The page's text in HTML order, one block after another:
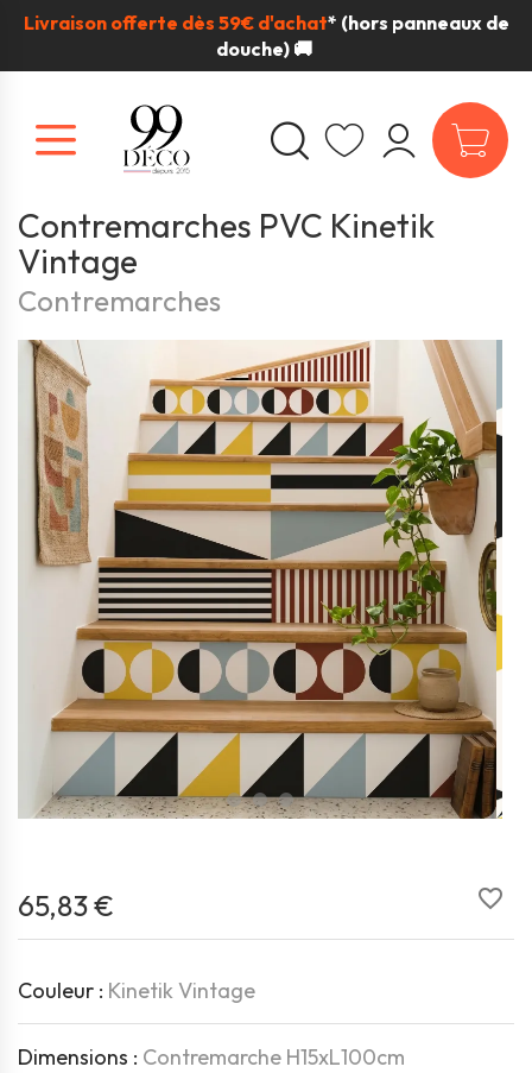
Livraison offerte dès 59€ d'achat* (hors panneaux de
douche) 🚚
Contremarches PVC Kinetik
Vintage
Contremarches
favorite_border
65,83 €
Couleur : Kinetik Vintage
Dimensions : Contremarche H15xL100cm